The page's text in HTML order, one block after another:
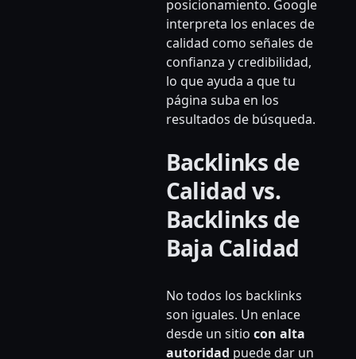
posicionamiento. Google
interpreta los enlaces de
calidad como señales de
confianza y credibilidad,
lo que ayuda a que tu
página suba en los
resultados de búsqueda.
Backlinks de
Calidad vs.
Backlinks de
Baja Calidad
No todos los backlinks
son iguales. Un enlace
desde un sitio con alta
autoridad puede dar un